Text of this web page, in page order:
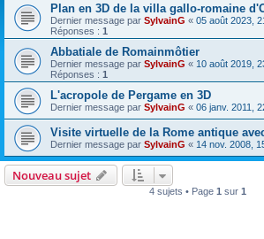
Plan en 3D de la villa gallo-romaine
Dernier message par SylvainG « 05 août 2023,
Réponses : 1
Abbatiale de Romainmôtier
Dernier message par SylvainG « 10 août 2019,
Réponses : 1
L'acropole de Pergame en 3D
Dernier message par SylvainG « 06 janv. 2011,
Visite virtuelle de la Rome antique
Dernier message par SylvainG « 14 nov. 2008,
Nouveau sujet
4 sujets • Page 1 sur 1